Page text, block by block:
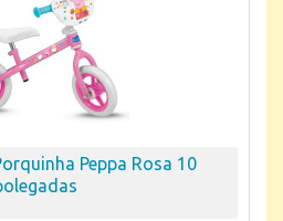
Peppa Rosa 10